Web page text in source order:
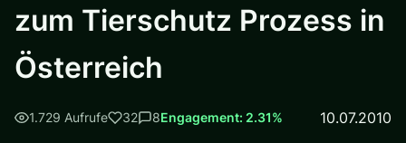
zum Tierschutz Prozess in
Österreich
1.729 Aufrufe 32 8Engagement: 2.31% 10.07.2010